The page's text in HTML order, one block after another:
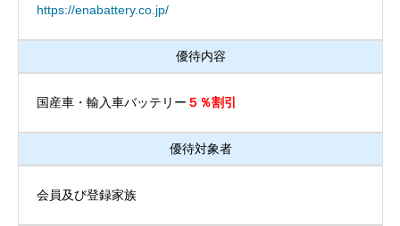
https://enabattery.co.jp/
優待内容
国産車・輸入車バッテリー ５％割引
優待対象者
会員及び登録家族